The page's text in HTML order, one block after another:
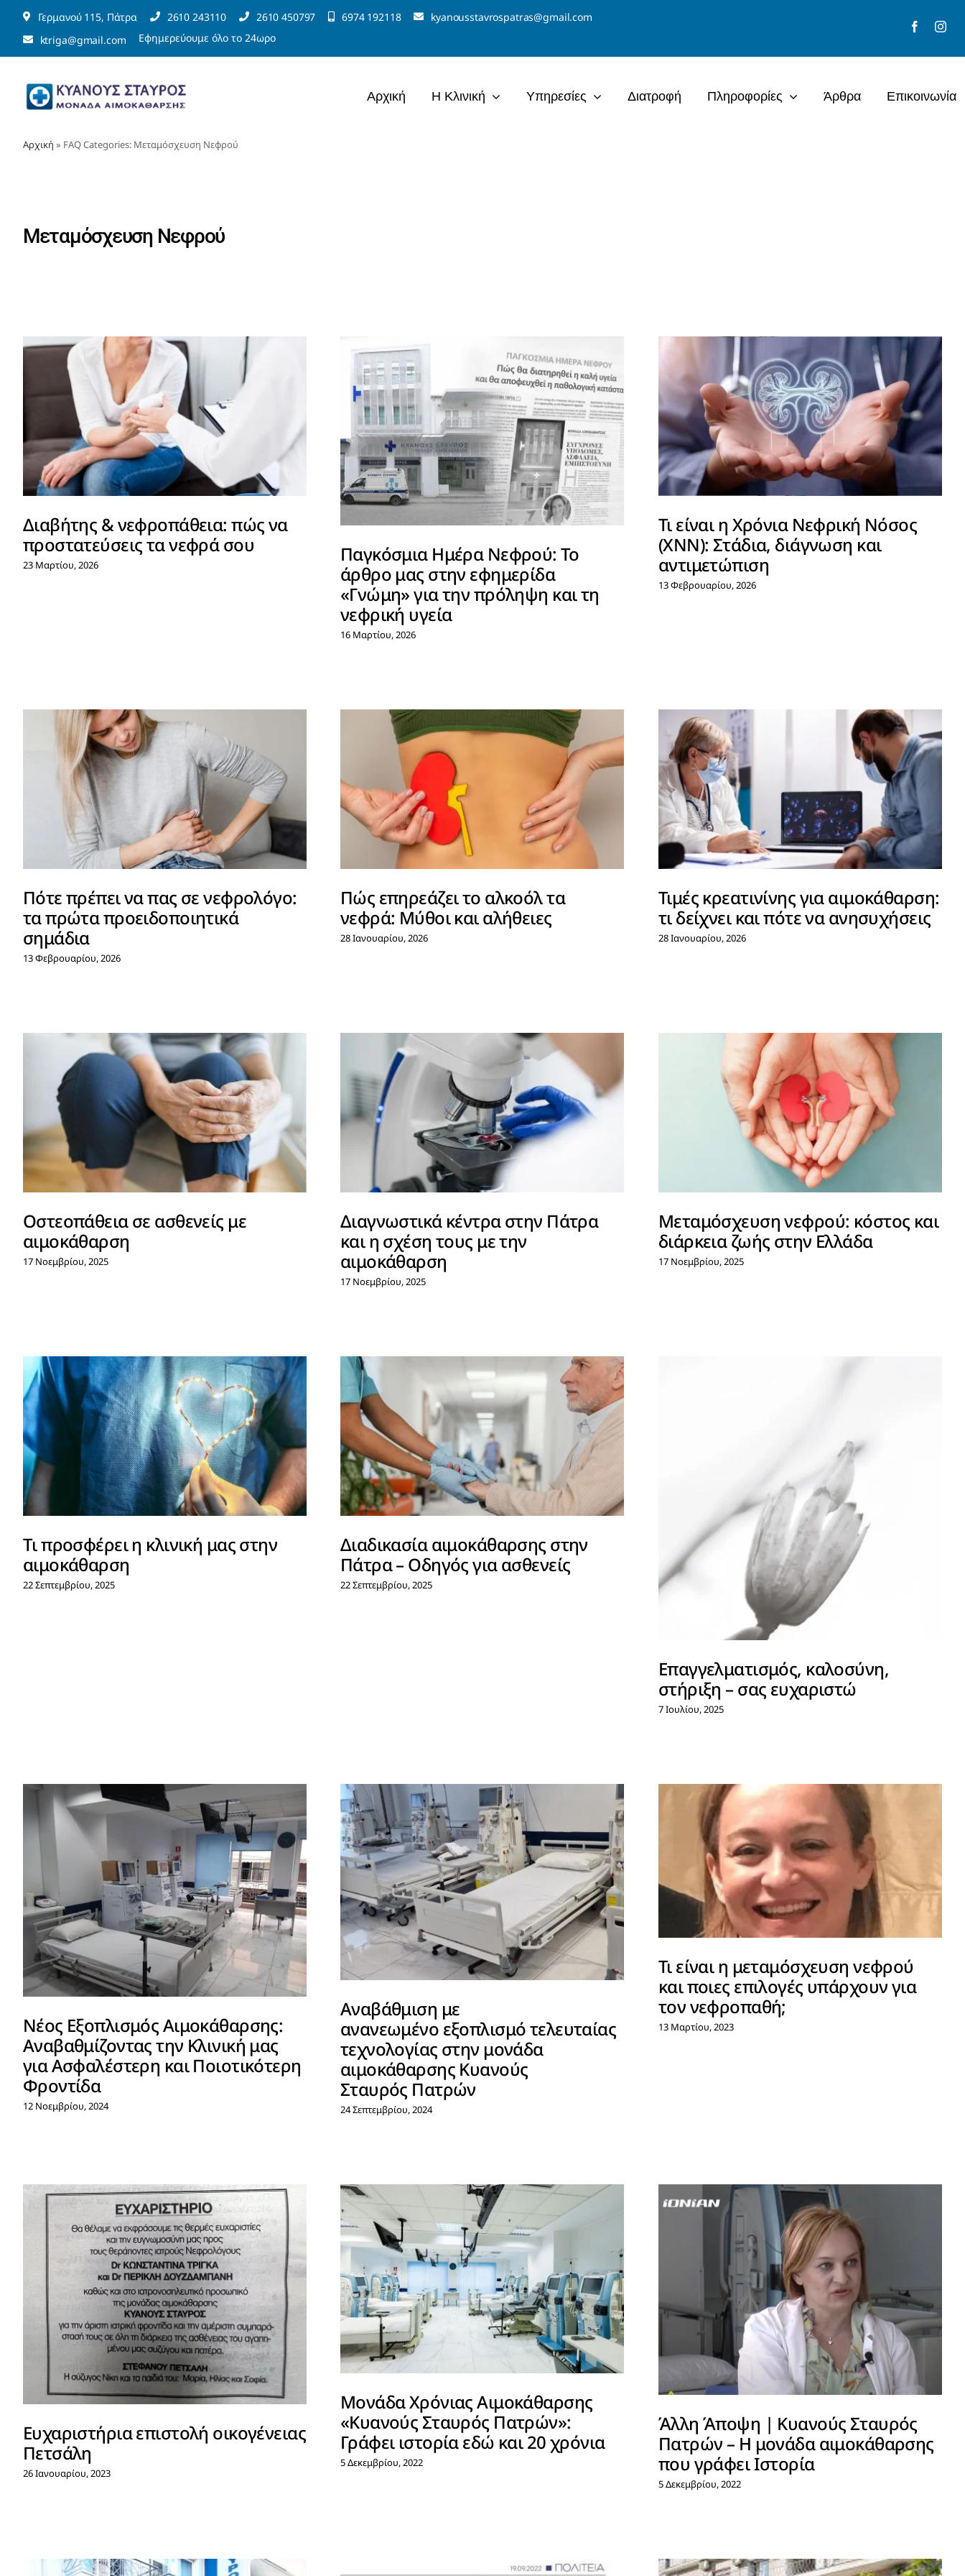
Μετάβαση
στο
περιεχόμενο
Γερμανού 115, Πάτρα 2610 243110 2610 450797 6974 192118
kyanousstavrospatras@gmail.com
ktriga@gmail.com
Εφημερεύουμε όλο το 24ωρο
Αρχική Η Κλινική Υπηρεσίες Διατροφή Πληροφορίες Άρθρα Επικοινωνία
Αρχική » FAQ Categories: Μεταμόσχευση Νεφρού
Μεταμόσχευση Νεφρού
Διαβήτης & νεφροπάθεια: πώς να
προστατεύσεις τα νεφρά σου
23 Μαρτίου, 2026
Παγκόσμια Ημέρα Νεφρού: Το
άρθρο μας στην εφημερίδα
«Γνώμη» για την πρόληψη και τη
νεφρική υγεία
16 Μαρτίου, 2026
Τι είναι η Χρόνια Νεφρική Νόσος
(ΧΝΝ): Στάδια, διάγνωση και
αντιμετώπιση
13 Φεβρουαρίου, 2026
Πότε πρέπει να πας σε νεφρολόγο:
τα πρώτα προειδοποιητικά
σημάδια
13 Φεβρουαρίου, 2026
Πώς επηρεάζει το αλκοόλ τα
νεφρά: Μύθοι και αλήθειες
28 Ιανουαρίου, 2026
Τιμές κρεατινίνης για αιμοκάθαρση:
τι δείχνει και πότε να ανησυχήσεις
28 Ιανουαρίου, 2026
Οστεοπάθεια σε ασθενείς με
αιμοκάθαρση
17 Νοεμβρίου, 2025
Διαγνωστικά κέντρα στην Πάτρα
και η σχέση τους με την
αιμοκάθαρση
17 Νοεμβρίου, 2025
Μεταμόσχευση νεφρού: κόστος και
διάρκεια ζωής στην Ελλάδα
17 Νοεμβρίου, 2025
Tι προσφέρει η κλινική μας στην
αιμοκάθαρση
22 Σεπτεμβρίου, 2025
Διαδικασία αιμοκάθαρσης στην
Πάτρα – Οδηγός για ασθενείς
22 Σεπτεμβρίου, 2025
Επαγγελματισμός, καλοσύνη,
στήριξη – σας ευχαριστώ
7 Ιουλίου, 2025
Νέος Εξοπλισμός Αιμοκάθαρσης:
Αναβαθμίζοντας την Κλινική μας
για Ασφαλέστερη και Ποιοτικότερη
Φροντίδα
12 Νοεμβρίου, 2024
Αναβάθμιση με
ανανεωμένο εξοπλισμό τελευταίας
τεχνολογίας στην μονάδα
αιμοκάθαρσης Κυανούς
Σταυρός Πατρών
24 Σεπτεμβρίου, 2024
Τι είναι η μεταμόσχευση νεφρού
και ποιες επιλογές υπάρχουν για
τον νεφροπαθή;
13 Μαρτίου, 2023
Ευχαριστήρια επιστολή οικογένειας
Πετσάλη
26 Ιανουαρίου, 2023
Μονάδα Χρόνιας Αιμοκάθαρσης
«Κυανούς Σταυρός Πατρών»:
Γράφει ιστορία εδώ και 20 χρόνια
5 Δεκεμβρίου, 2022
Άλλη Άποψη | Κυανούς Σταυρός
Πατρών – Η μονάδα αιμοκάθαρσης
που γράφει Ιστορία
5 Δεκεμβρίου, 2022